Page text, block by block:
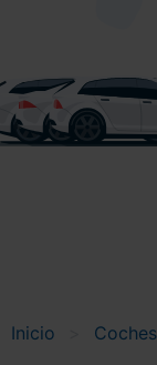
Inicio